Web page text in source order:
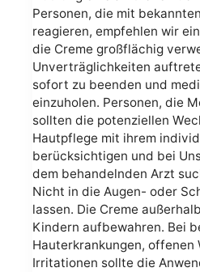
Personen, die mit
reagieren, empfehlen wir
die Creme großflächig
Unverträglichkeiten
sofort zu beenden und
einzuholen. Personen, die
sollten die potenziellen
Hautpflege mit ihrem
berücksichtigen und bei
dem behandelnden Arzt
Nicht in die Augen- oder
lassen. Die Creme
Kindern aufbewahren. Bei
Hauterkrankungen, offenen
Irritationen sollte die